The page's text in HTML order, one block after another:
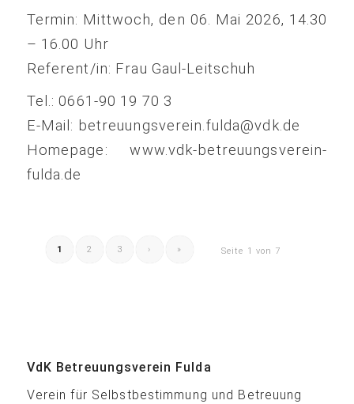
Termin: Mittwoch, den 06. Mai 2026, 14.30
– 16.00 Uhr
Referent/in: Frau Gaul-Leitschuh
Tel.: 0661-90 19 70 3
E-Mail: betreuungsverein.fulda@vdk.de
Homepage: www.vdk-betreuungsverein-
fulda.de
Seite 1 von 7
1 2 3 › »
VdK Betreuungsverein Fulda
Verein für Selbstbestimmung und Betreuung